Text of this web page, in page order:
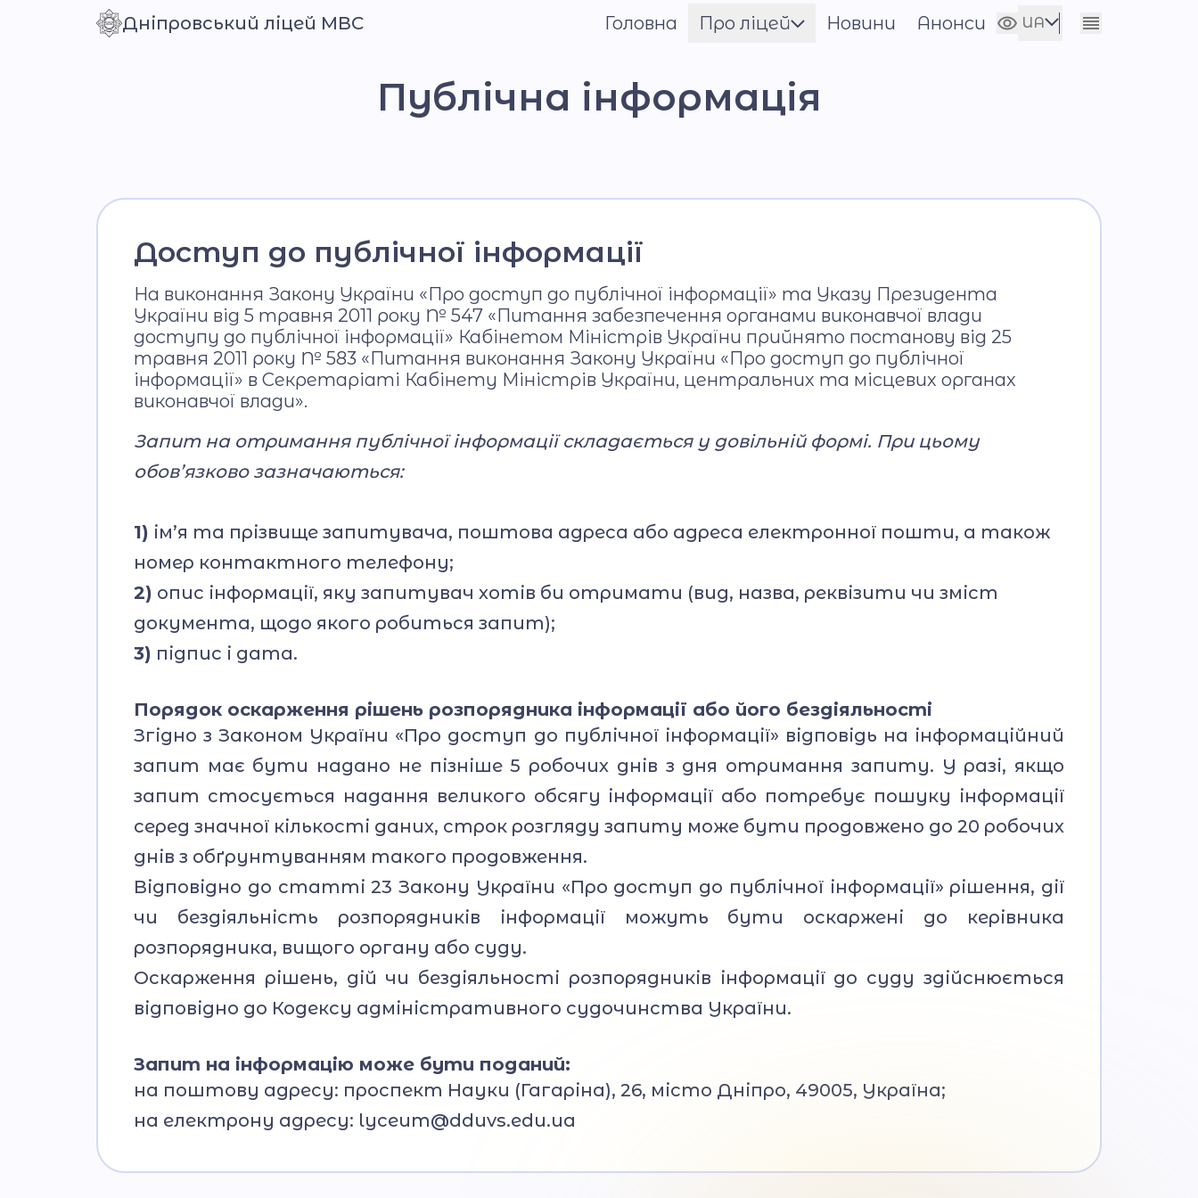
Контраст Сховати налаштування
Дніпровський ліцей МВС Головна
Про ліцей
Установчі документи
Національно-
патріотичне
виховання
Віртуальний тур
Новини Анонси
UA
Публічна інформація
Доступ до публічної інформації
На виконання Закону України «Про доступ до публічної інформації» та Указу Президента
України від 5 травня 2011 року № 547 «Питання забезпечення органами виконавчої влади
доступу до публічної інформації» Кабінетом Міністрів України прийнято постанову від 25
травня 2011 року № 583 «Питання виконання Закону України «Про доступ до публічної
інформації» в Секретаріаті Кабінету Міністрів України, центральних та місцевих органах
виконавчої влади».
Запит на отримання публічної інформації складається у довільній формі. При цьому
обов’язково зазначаються:
1) ім’я та прізвище запитувача, поштова адреса або адреса електронної пошти, а також
номер контактного телефону;
2) опис інформації, яку запитувач хотів би отримати (вид, назва, реквізити чи зміст
документа, щодо якого робиться запит);
3) підпис і дата.
Порядок оскарження рішень розпорядника інформації або його бездіяльності
Згідно з Законом України «Про доступ до публічної інформації» відповідь на інформаційний
запит має бути надано не пізніше 5 робочих днів з дня отримання запиту. У разі, якщо
запит стосується надання великого обсягу інформації або потребує пошуку інформації
серед значної кількості даних, строк розгляду запиту може бути продовжено до 20 робочих
днів з обґрунтуванням такого продовження.
Відповідно до статті 23 Закону України «Про доступ до публічної інформації» рішення, дії
чи бездіяльність розпорядників інформації можуть бути оскаржені до керівника
розпорядника, вищого органу або суду.
Оскарження рішень, дій чи бездіяльності розпорядників інформації до суду здійснюється
відповідно до Кодексу адміністративного судочинства України.
Запит на інформацію може бути поданий:
на поштову адресу: проспект Науки (Гагаріна), 26, місто Дніпро, 49005, Україна;
на електрону адресу: lyceum@dduvs.edu.ua